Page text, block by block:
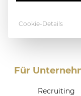
Für
Recruiting
Cookie-Details